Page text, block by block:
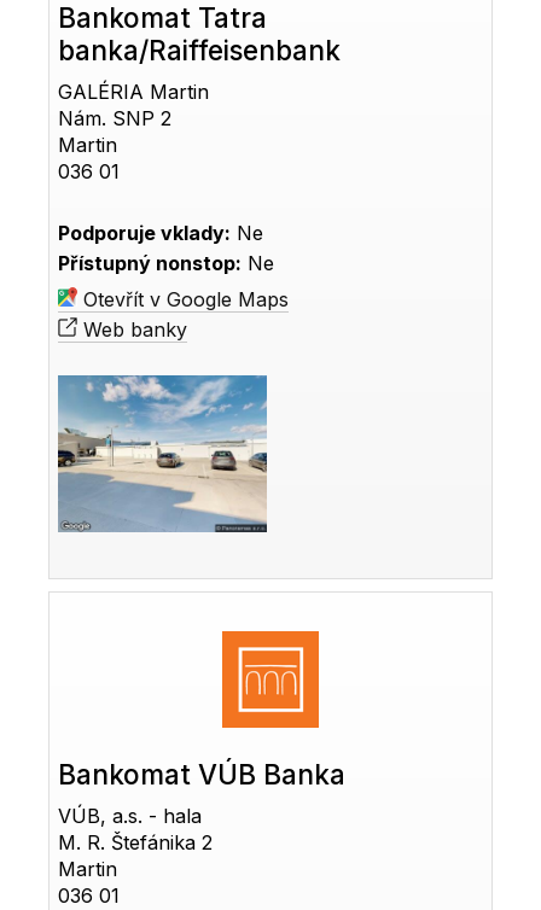
Bankomat Tatra
banka/Raiffeisenbank
GALÉRIA Martin
Nám. SNP 2
Martin
036 01
Podporuje vklady: Ne
Přístupný nonstop: Ne
Otevřít v Google Maps
Web banky
Bankomat VÚB Banka
VÚB, a.s. - hala
M. R. Štefánika 2
Martin
036 01